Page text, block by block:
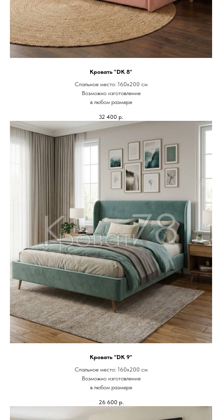
Кровать "DK 8"
Спальное место: 160х200 см
Возможно изготовление
в любом размере
32 400 р.
Кровать “DK 9"
Спальное место: 160х200 см
Возможно изготовление
в любом размере
26 600 р.